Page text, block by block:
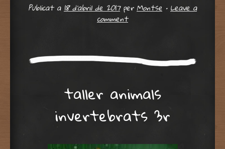
Publicat a18 d'abril de 2017perMontse •Leave a
comment
taller animals
invertebrats 3r